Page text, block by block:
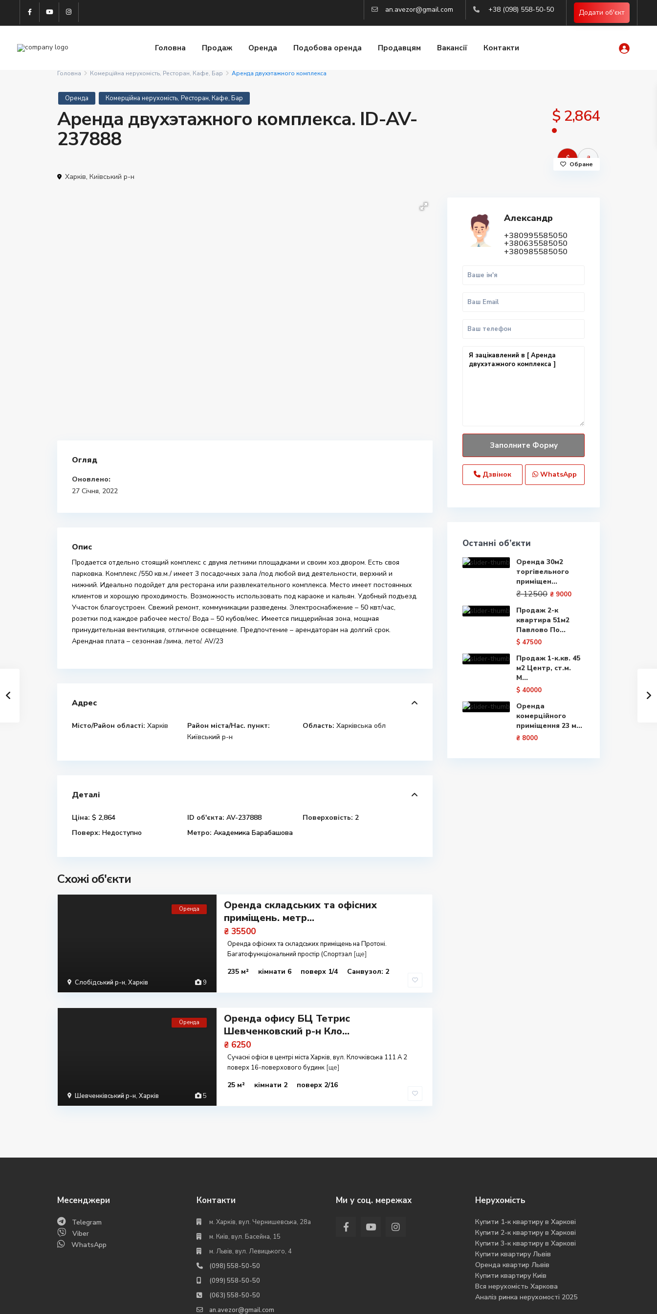
an.avezor@gmail.com +38 (098) 558-50-50 Додати об'єкт
Головна Продаж Оренда Подобова оренда Продавцям Вакансії Контакти
Головна Комерційна нерухомість, Ресторан, Кафе, Бар Аренда двухэтажного комплекса
Оренда Комерційна нерухомість, Ресторан, Кафе, Бар
Аренда двухэтажного комплекса. ID-AV-
237888
$ 2,864
$ ₴
Харків, Київський р-н
Обране
Огляд
Оновлено:
27 Січня, 2022
Опис
Продается отдельно стоящий комплекс с двумя летними площадками и своим хоз.двором. Есть своя
парковка. Комплекс /550 кв.м./ имеет 3 посадочных зала /под любой вид деятельности, верхний и
нижний. Идеально подойдет для ресторана или развлекательного комплекса. Место имеет постоянных
клиентов и хорошую проходимость. Возможность использовать под караоке и кальян. Удобный подъезд.
Участок благоустроен. Свежий ремонт, коммуникации разведены. Электроснабжение – 50 квт/час,
розетки под каждое рабочее место/. Вода – 50 кубов/мес. Имеется пиццерийная зона, мощная
принудительная вентиляция, отличное освещение. Предпочтение – арендаторам на долгий срок.
Арендная плата – сезонная /зима, лето/. AV/23
Адрес
Місто/Район області: Харків
Район міста/Нас. пункт:
Київський р-н
Область: Харківська обл
Деталі
Ціна: $ 2,864 ID об'єкта: AV-237888 Поверховість: 2
Поверх: Недоступно Метро: Академика Барабашова
Схожі об'єкти
9
Слобідський р-н, Харків
Оренда
Оренда складських та офісних
приміщень. метр...
₴ 35500
Оренда офісних та складських приміщень на Протоні.
Багатофункціональний простір (Спортзал [ще]
235 м² кімнати 6 поверх 1/4 Санвузол: 2
5
Шевченківський р-н, Харків
Оренда
Оренда офису БЦ Тетрис
Шевченковский р-н Кло...
₴ 6250
Сучасні офіси в центрі міста Харків, вул. Клочківська 111 А 2
поверх 16-поверхового будинк [ще]
25 м² кімнати 2 поверх 2/16
Александр
+380995585050
+380635585050
+380985585050
Дзвінок WhatsApp
Останні об’єкти
Оренда 30м2
торгівельного
приміщен...
₴ 12500 ₴ 9000
Продаж 2-к
квартира 51м2
Павлово По...
$ 47500
Продаж 1-к.кв. 45
м2 Центр, ст.м.
М...
$ 40000
Оренда
комерційного
приміщення 23 м...
₴ 8000
Месенджери
Telegram
Viber
WhatsApp
Контакти
м. Харків, вул. Чернишевська, 28а
м. Київ, вул. Басейна, 15
м. Львів, вул. Левицького, 4
(098) 558-50-50
(099) 558-50-50
(063) 558-50-50
an.avezor@gmail.com
Ми у соц. мережах Нерухомість
Купити 1-к квартиру в Харкові
Купити 2-к квартиру в Харкові
Купити 3-к квартиру в Харкові
Купити квартиру Львів
Оренда квартир Львів
Купити квартиру Киів
Вся нерухомість Харкова
Аналіз ринка нерухомості 2025